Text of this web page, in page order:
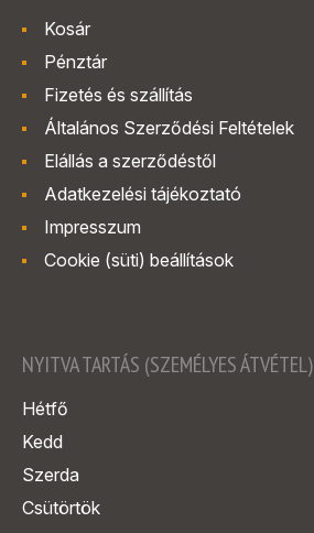
Kosár
Pénztár
Fizetés és szállítás
Általános Szerződési Feltételek
Elállás a szerződéstől
Adatkezelési tájékoztató
Impresszum
Cookie (süti) beállítások
NYITVA TARTÁS (SZEMÉLYES ÁTVÉTEL)
Hétfő
Kedd
Szerda
Csütörtök